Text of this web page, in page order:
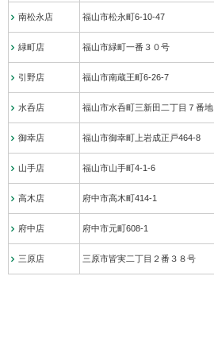
南松永店 福山市松永町6-10-47
緑町店 福山市緑町一番３０号
引野店 福山市南蔵王町6-26-7
水呑店 福山市水呑町三新田二丁目７番地
御幸店 福山市御幸町上岩成正戸464-8
山手店 福山市山手町4-1-6
高木店 府中市高木町414-1
府中店 府中市元町608-1
三原店 三原市皆実二丁目２番３８号